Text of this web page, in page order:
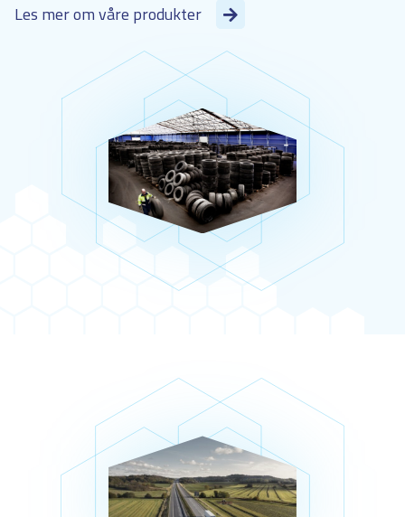
Les mer om våre produkter